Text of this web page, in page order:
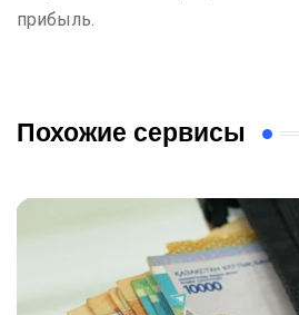
прибыль.
Похожие сервисы